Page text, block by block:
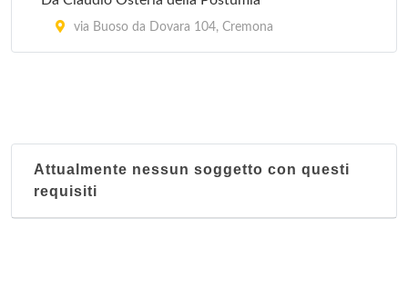
via Buoso da Dovara 104, Cremona
Attualmente nessun soggetto con questi
requisiti